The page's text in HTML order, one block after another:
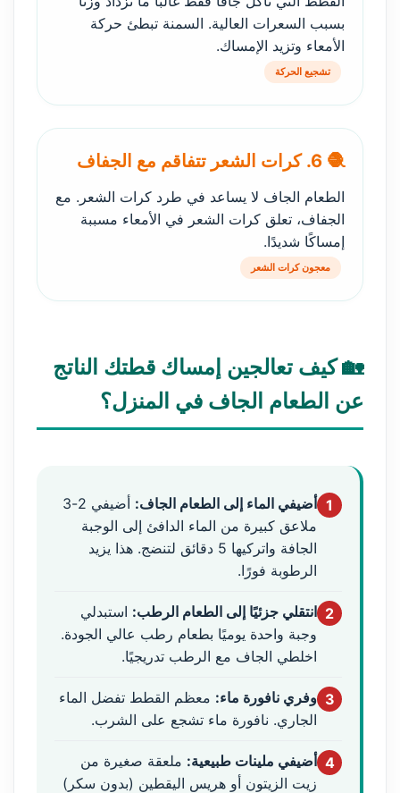
بسبب السعرات العالية. السمنة تبطئ حركة
الأمعاء وتزيد الإمساك.
تشجيع الحركة
🧶 6. كرات الشعر تتفاقم مع الجفاف
الطعام الجاف لا يساعد في طرد كرات الشعر. مع
الجفاف، تعلق كرات الشعر في الأمعاء مسببة
إمساكًا شديدًا.
معجون كرات الشعر
🏡 كيف تعالجين إمساك قطتك الناتج
عن الطعام الجاف في المنزل؟
1 أضيفي الماء إلى الطعام الجاف:
أضيفي 2-3
ملاعق كبيرة من الماء الدافئ إلى الوجبة
الجافة واتركيها 5 دقائق لتنضج. هذا يزيد
الرطوبة فورًا.
2 انتقلي جزئيًا إلى الطعام الرطب: استبدلي
وجبة واحدة يوميًا بطعام رطب عالي الجودة.
اخلطي الجاف مع الرطب تدريجيًا.
3 وفري نافورة ماء: معظم القطط تفضل الماء
الجاري. نافورة ماء تشجع على الشرب.
4 أضيفي ملينات طبيعية: ملعقة صغيرة من
زيت الزيتون أو هريس اليقطين (بدون سكر)